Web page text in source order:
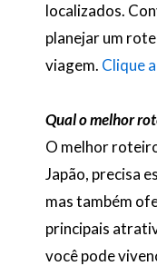
localizados.
planejar um
viagem. Clique
Qual o melhor
O melhor
Japão, precisa
mas também
principais
você pode